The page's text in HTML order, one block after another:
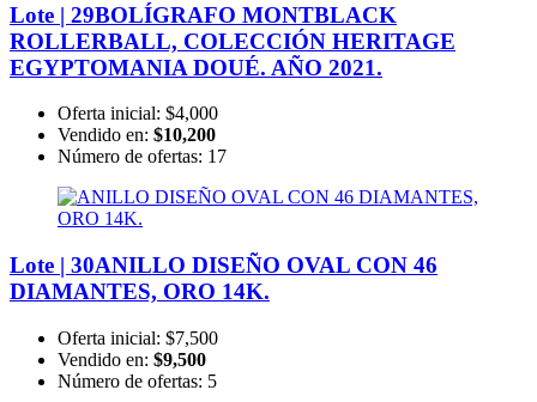
Lote | 29BOLÍGRAFO MONTBLACK
ROLLERBALL, COLECCIÓN HERITAGE
EGYPTOMANIA DOUÉ. AÑO 2021.
Oferta inicial: $4,000
Vendido en: $10,200
Número de ofertas: 17
Lote | 30ANILLO DISEÑO OVAL CON 46
DIAMANTES, ORO 14K.
Oferta inicial: $7,500
Vendido en: $9,500
Número de ofertas: 5